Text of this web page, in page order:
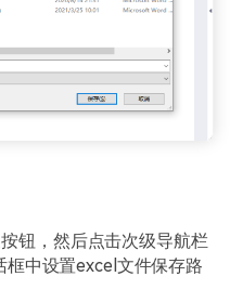
钮，然后点击次级导航栏
中设置excel文件保存路